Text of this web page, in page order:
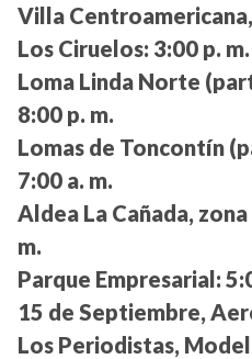
Villa
Los Ciruelos: 3:00 p.
Loma Linda Norte
8:00 p. m.
Lomas de Toncontín
7:00 a. m.
Aldea La Cañada, zona
m.
Parque Empresarial:
15 de Septiembre,
Los Periodistas,